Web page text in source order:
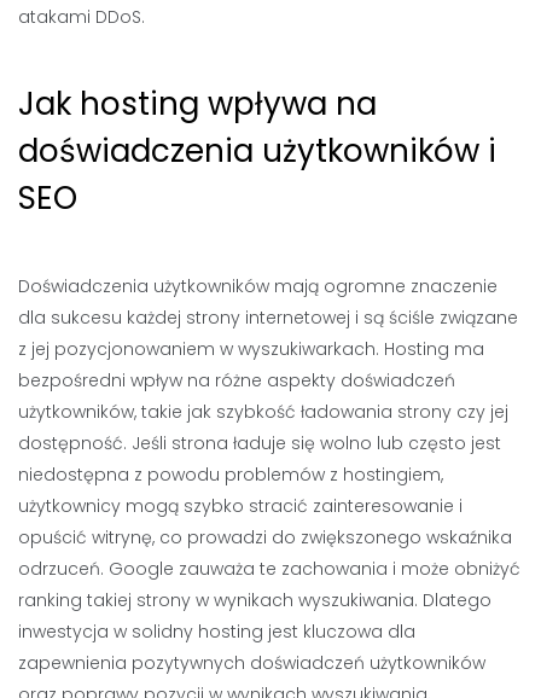
atakami DDoS.
Jak hosting wpływa na
doświadczenia użytkowników i
SEO
Doświadczenia użytkowników mają ogromne znaczenie
dla sukcesu każdej strony internetowej i są ściśle związane
z jej pozycjonowaniem w wyszukiwarkach. Hosting ma
bezpośredni wpływ na różne aspekty doświadczeń
użytkowników, takie jak szybkość ładowania strony czy jej
dostępność. Jeśli strona ładuje się wolno lub często jest
niedostępna z powodu problemów z hostingiem,
użytkownicy mogą szybko stracić zainteresowanie i
opuścić witrynę, co prowadzi do zwiększonego wskaźnika
odrzuceń. Google zauważa te zachowania i może obniżyć
ranking takiej strony w wynikach wyszukiwania. Dlatego
inwestycja w solidny hosting jest kluczowa dla
zapewnienia pozytywnych doświadczeń użytkowników